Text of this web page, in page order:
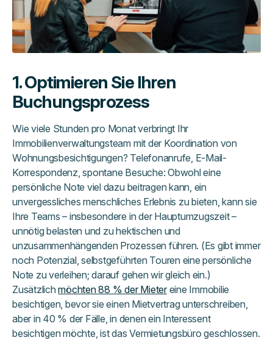
1. Optimieren Sie Ihren
Buchungsprozess
Wie viele Stunden pro Monat verbringt Ihr
Immobilienverwaltungsteam mit der Koordination von
Wohnungsbesichtigungen? Telefonanrufe, E-Mail-
Korrespondenz, spontane Besuche: Obwohl eine
persönliche Note viel dazu beitragen kann, ein
unvergessliches menschliches Erlebnis zu bieten, kann sie
Ihre Teams – insbesondere in der Hauptumzugszeit –
unnötig belasten und zu hektischen und
unzusammenhängenden Prozessen führen. (Es gibt immer
noch Potenzial, selbstgeführten Touren eine persönliche
Note zu verleihen; darauf gehen wir gleich ein.)
Zusätzlichmöchten 88 % der Mietereine Immobilie
besichtigen, bevor sie einen Mietvertrag unterschreiben,
aber in 40 % der Fälle, in denen ein Interessent
besichtigen möchte, ist das Vermietungsbüro geschlossen.